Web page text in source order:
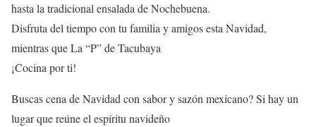
hasta la tradicional ensalada de Nochebuena.
Disfruta del tiempo con tu familia y amigos esta Navidad,
mientras que La “P” de Tacubaya
¡Cocina por ti!
Buscas cena de Navidad con sabor y sazón mexicano? Si hay un
lugar que reúne el espíritu navideño